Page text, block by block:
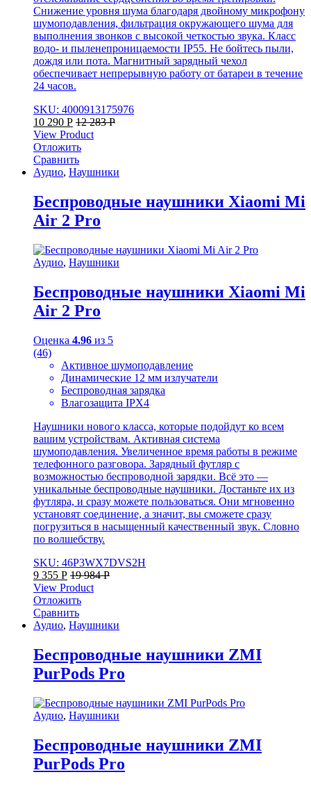
Снижение уровня шума благодаря двойному микрофону
шумоподавления, фильтрация окружающего шума для
выполнения звонков с высокой четкостью звука. Класс
водо- и пыленепроницаемости IP55. Не бойтесь пыли,
дождя или пота. Магнитный зарядный чехол
обеспечивает непрерывную работу от батареи в течение
24 часов.
SKU: 4000913175976
10 290 Р 12 283Р
View Product
Отложить
Сравнить
Аудио, Наушники
Беспроводные наушники Xiaomi Mi
Air 2 Pro
Аудио, Наушники
Беспроводные наушники Xiaomi Mi
Air 2 Pro
Оценка 4.96 из 5
(46)
Активное шумоподавление
Динамические 12 мм излучатели
Беспроводная зарядка
Влагозащита IPX4
Наушники нового класса, которые подойдут ко всем
вашим устройствам. Активная система
шумоподавления. Увеличенное время работы в режиме
телефонного разговора. Зарядный футляр с
возможностью беспроводной зарядки. Всё это —
уникальные беспроводные наушники. Достаньте их из
футляра, и сразу можете пользоваться. Они мгновенно
установят соединение, а значит, вы сможете сразу
погрузиться в насыщенный качественный звук. Словно
по волшебству.
SKU: 46P3WX7DVS2H
9 355 Р 19 984Р
View Product
Отложить
Сравнить
Аудио, Наушники
Беспроводные наушники ZMI
PurPods Pro
Аудио, Наушники
Беспроводные наушники ZMI
PurPods Pro